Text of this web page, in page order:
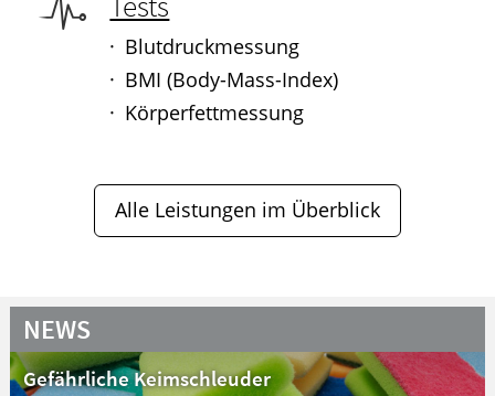
Blutdruckmessung
BMI (Body-Mass-Index)
Körperfettmessung
Alle Leistungen im Überblick
NEWS
Gefährliche Keimschleuder